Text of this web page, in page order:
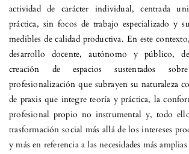
actividad de carácter individual, centrada
práctica, sin focos de trabajo especializado y
medibles de calidad productiva. En este
desarrollo docente, autónomo y público,
creación de espacios sustentados
profesionalización que subrayen su naturaleza
de praxis que integre teoría y práctica, la
profesional propio no instrumental y, todo
trasformación social más allá de los intereses
y más en referencia a las necesidades más